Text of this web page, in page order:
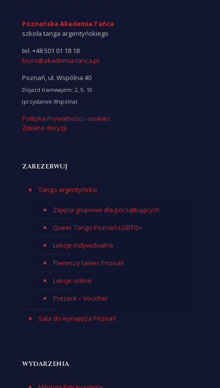
Poznańska Akademia Tańca
szkoła tanga argentyńskiego
tel. +48 501 01 18 18
biuro@akademia-tanca.pl
Poznań, ul. Wspólna 40
Dojazd tramwajem: 2, 9, 10
(przystanek Wspólna)
Polityka Prywatności i cookies
Zmiana decyzji
ZAREZERWUJ
Tango argentyńskie
Zajęcia grupowe dla początkujących
Queer Tango Poznań LGBTQ+
Lekcje indywidualne
Pierwszy taniec Poznań
Lekcje online
Prezent – Voucher
Sala do wynajęcia Poznań
WYDARZENIA